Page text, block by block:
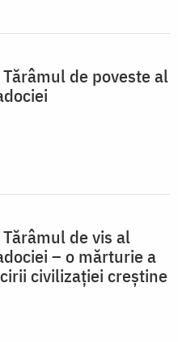
Tărâmul de poveste al
Tărâmul de vis al
– o mărturie a
civilizației creștine